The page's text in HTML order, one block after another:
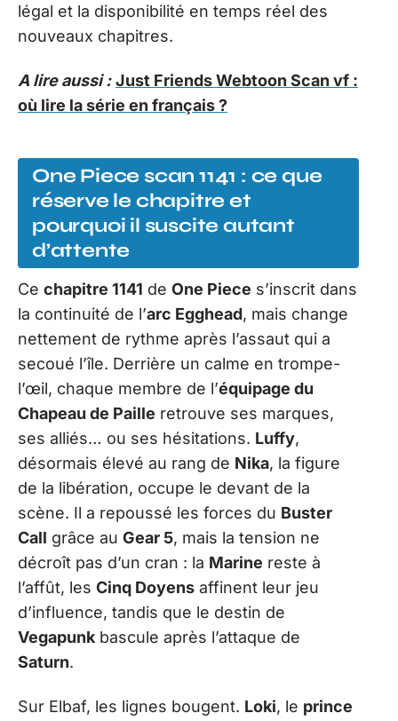
légal et la disponibilité en temps réel des
nouveaux chapitres.
A lire aussi : Just Friends Webtoon Scan vf :
où lire la série en français ?
One Piece scan 1141 : ce que
réserve le chapitre et
pourquoi il suscite autant
d’attente
Ce chapitre 1141 de One Piece s’inscrit dans
la continuité de l’arc Egghead, mais change
nettement de rythme après l’assaut qui a
secoué l’île. Derrière un calme en trompe-
l’œil, chaque membre de l’équipage du
Chapeau de Paille retrouve ses marques,
ses alliés… ou ses hésitations. Luffy,
désormais élevé au rang de Nika, la figure
de la libération, occupe le devant de la
scène. Il a repoussé les forces du Buster
Call grâce au Gear 5, mais la tension ne
décroît pas d’un cran : la Marine reste à
l’affût, les Cinq Doyens affinent leur jeu
d’influence, tandis que le destin de
Vegapunk bascule après l’attaque de
Saturn.
Sur Elbaf, les lignes bougent. Loki, le prince